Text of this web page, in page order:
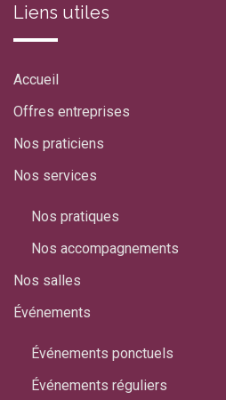
Liens utiles
Accueil
Offres entreprises
Nos praticiens
Nos services
Nos pratiques
Nos accompagnements
Nos salles
Événements
Événements ponctuels
Événements réguliers